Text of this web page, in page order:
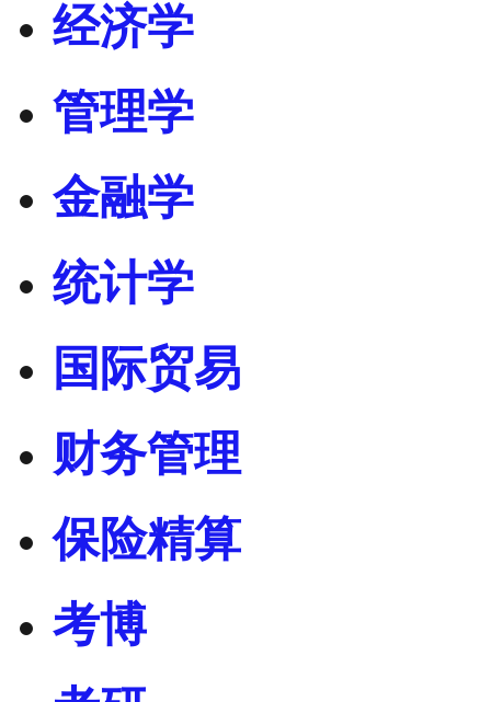
经济学
管理学
金融学
统计学
国际贸易
财务管理
保险精算
考博